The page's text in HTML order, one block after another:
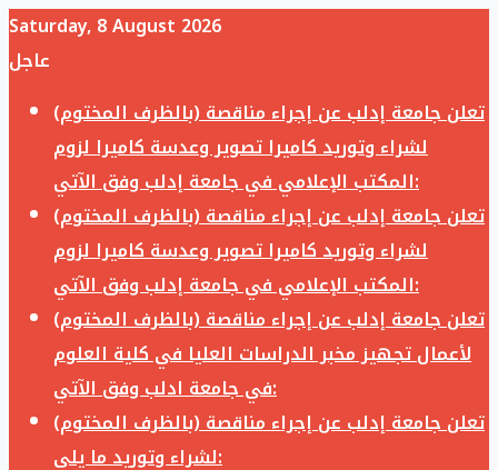
Saturday, 8 August 2026
عاجل
تعلن جامعة إدلب عن إجراء مناقصة (بالظرف المختوم)
لشراء وتوريد كاميرا تصوير وعدسة كاميرا لزوم
المكتب الإعلامي في جامعة إدلب وفق الآتي:
تعلن جامعة إدلب عن إجراء مناقصة (بالظرف المختوم)
لشراء وتوريد كاميرا تصوير وعدسة كاميرا لزوم
المكتب الإعلامي في جامعة إدلب وفق الآتي:
تعلن جامعة إدلب عن إجراء مناقصة (بالظرف المختوم)
لأعمال تجهيز مخبر الدراسات العليا في كلية العلوم
في جامعة ادلب وفق الآتي:
تعلن جامعة إدلب عن إجراء مناقصة (بالظرف المختوم)
لشراء وتوريد ما يلي: